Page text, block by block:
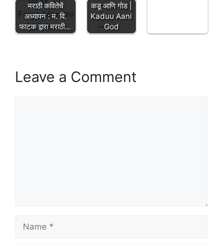
मराठी कवितेचें
अध्यापन : म. वि.
फाटक द्वारा मराठी…
कडू आणि गोड |
Kaduu Aani
God
Leave a Comment